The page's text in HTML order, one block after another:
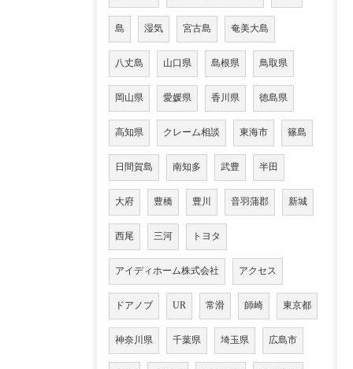
島 湿気 宮古島 奄美大島
八丈島 山口県 島根県 鳥取県
岡山県 愛媛県 香川県 徳島県
高知県 クレーム相談 東海市 篠島
日間賀島 南知多 武豊 半田
大府 豊橋 豊川 音羽蒲郡 新城
西尾 三河 トヨタ
アイディホーム株式会社 アクセス
ドアノブ UR 常滑 師崎 東京都
神奈川県 千葉県 埼玉県 広島市